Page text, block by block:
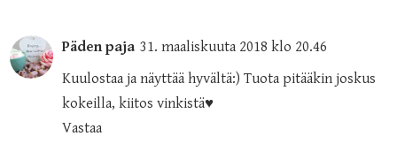
Päden paja 31. maaliskuuta 2018 klo 20.46
Kuulostaa ja näyttää hyvältä:) Tuota pitääkin joskus
kokeilla, kiitos vinkistä♥
Vastaa